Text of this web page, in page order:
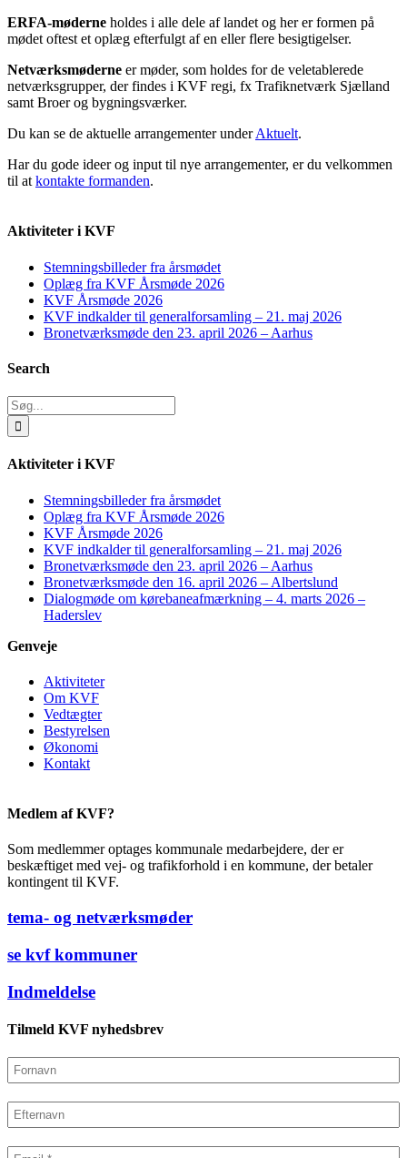
ERFA-møderne holdes i alle dele af landet og her er formen på
mødet oftest et oplæg efterfulgt af en eller flere besigtigelser.
Netværksmøderne er møder, som holdes for de veletablerede
netværksgrupper, der findes i KVF regi, fx Trafiknetværk Sjælland
samt Broer og bygningsværker.
Du kan se de aktuelle arrangementer underAktuelt.
Har du gode ideer og input til nye arrangementer, er du velkommen
til at kontakte formanden.
Aktiviteter i KVF
Stemningsbilleder fra årsmødet
Oplæg fra KVF Årsmøde 2026
KVF Årsmøde 2026
KVF indkalder til generalforsamling – 21. maj 2026
Bronetværksmøde den 23. april 2026 – Aarhus
Search
Søg
efter:
Aktiviteter i KVF
Stemningsbilleder fra årsmødet
Oplæg fra KVF Årsmøde 2026
KVF Årsmøde 2026
KVF indkalder til generalforsamling – 21. maj 2026
Bronetværksmøde den 23. april 2026 – Aarhus
Bronetværksmøde den 16. april 2026 – Albertslund
Dialogmøde om kørebaneafmærkning – 4. marts 2026 –
Haderslev
Genveje
Aktiviteter
Om KVF
Vedtægter
Bestyrelsen
Økonomi
Kontakt
Medlem af KVF?
Som medlemmer optages kommunale medarbejdere, der er
beskæftiget med vej- og trafikforhold i en kommune, der betaler
kontingent til KVF.
tema- og netværksmøder
se kvf kommuner
Indmeldelse
Tilmeld KVF nyhedsbrev